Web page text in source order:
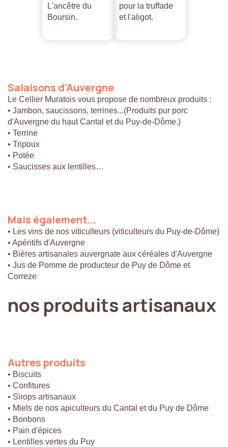
L'ancêtre du
Boursin.
pour la truffade
et l'aligot.
Salaisons d'Auvergne
Le Cellier Muratois vous propose de nombreux produits :
• Jambon, saucissons, terrines...(Produits pur porc
d'Auvergne du haut Cantal et du Puy-de-Dôme.)
• Terrine
• Tripoux
• Potée
• Saucisses aux lentilles…
Mais également...
• Les vins de nos viticulteurs (viticulteurs du Puy-de-Dôme)
• Apéritifs d'Auvergne
• Bières artisanales auvergnate aux céréales d'Auvergne
• Jus de Pomme de producteur de Puy de Dôme et
Correze
nos produitsartisanaux
Autres produits
• Biscuits
• Confitures
• Sirops artisanaux
• Miels de nos apiculteurs du Cantal et du Puy de Dôme
• Bonbons
• Pain d'épices
• Lentilles vertes du Puy